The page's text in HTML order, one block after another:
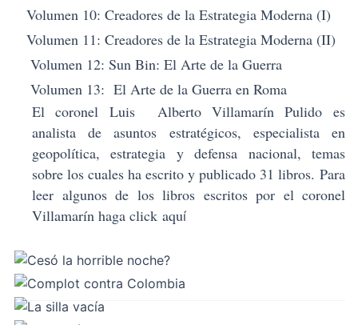
Volumen 10: Creadores de la Estrategia Moderna (I)
Volumen 11: Creadores de la Estrategia Moderna (II)
Volumen 12: Sun Bin: El Arte de la Guerra
Volumen 13: El Arte de la Guerra en Roma
El coronelLuis Alberto Villamarín Pulidoes
analista de asuntos estratégicos, especialista en
geopolítica, estrategia y defensa nacional, temas
sobre los cuales ha escrito y publicado 31 libros. Para
leer algunos de los libros escritos por el coronel
Villamarín haga click aquí